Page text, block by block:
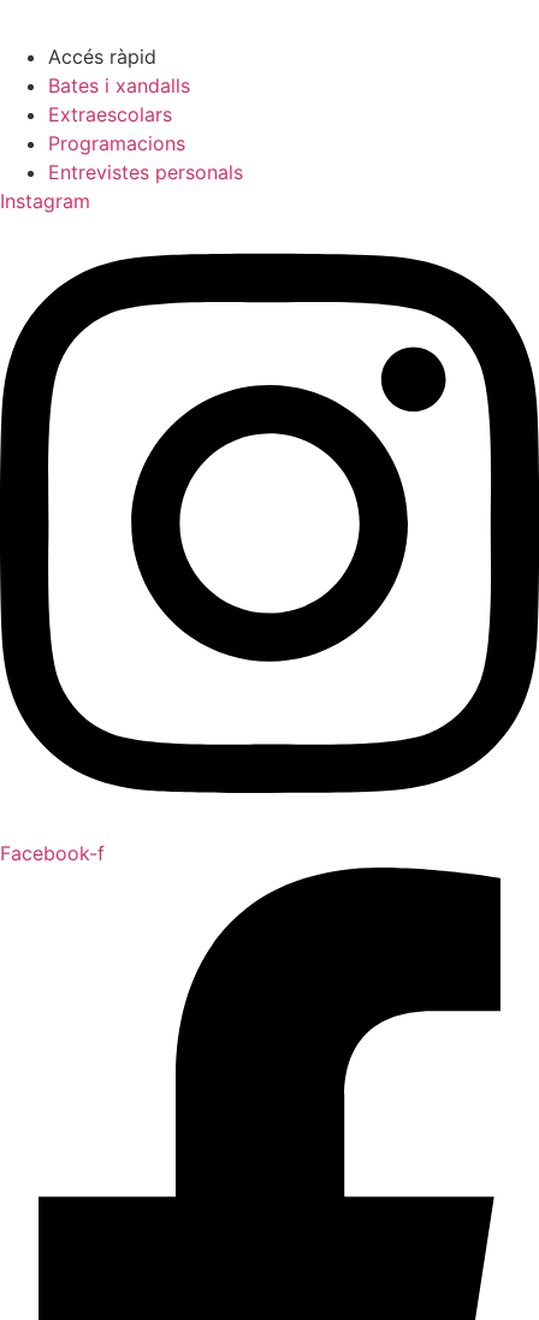
Accés ràpid
Bates i xandalls
Extraescolars
Programacions
Entrevistes personals
Instagram
Facebook-f